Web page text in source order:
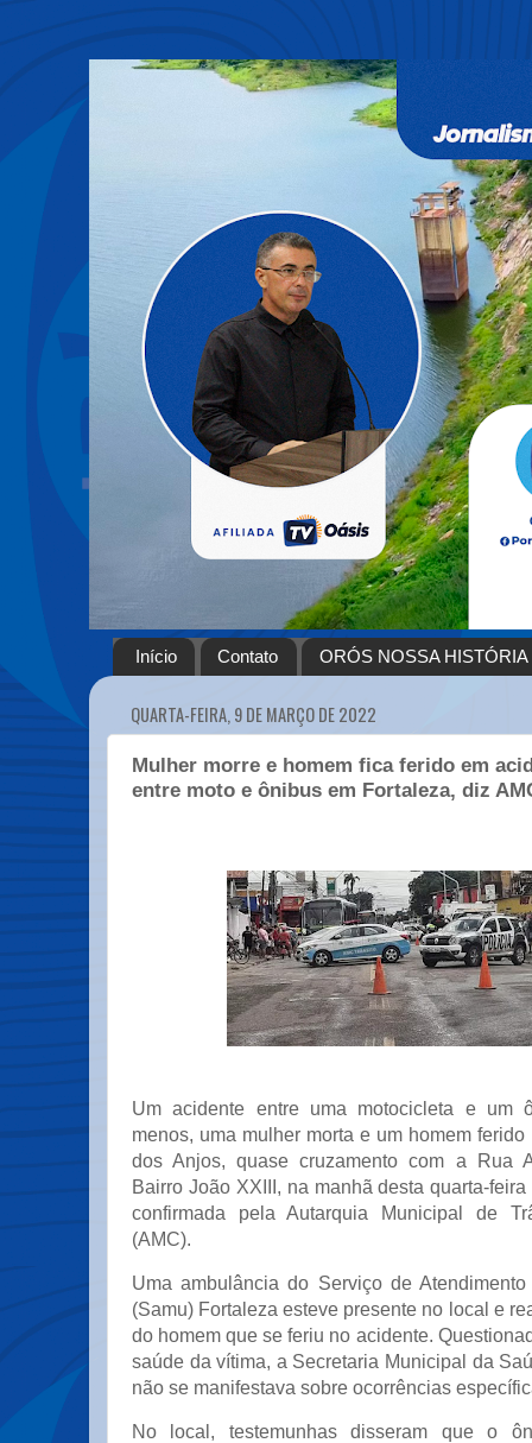
Início Contato ORÓS NOSSA HISTÓRIA
QUARTA-FEIRA, 9 DE MARÇO DE 2022
Mulher morre e homem fica ferido em
entre moto e ônibus em Fortaleza, diz
Um acidente entre uma motocicleta e um
menos, uma mulher morta e um homem
dos Anjos, quase cruzamento com a Rua
Bairro João XXIII, na manhã desta quarta-
confirmada pela Autarquia Municipal de
(AMC).
Uma ambulância do Serviço de
(Samu) Fortaleza esteve presente no local e
do homem que se feriu no acidente.
saúde da vítima, a Secretaria Municipal da
não se manifestava sobre ocorrências
No local, testemunhas disseram que o